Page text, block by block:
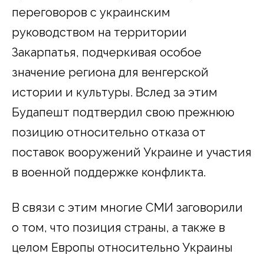
переговоров с украинским
руководством на территории
Закарпатья, подчеркивая особое
значение региона для венгерской
истории и культуры. Вслед за этим
Будапешт подтвердил свою прежнюю
позицию относительно отказа от
поставок вооружений Украине и участия
в военной поддержке конфликта.
В связи с этим многие СМИ заговорили
о том, что позиция страны, а также в
целом Европы относительно Украины